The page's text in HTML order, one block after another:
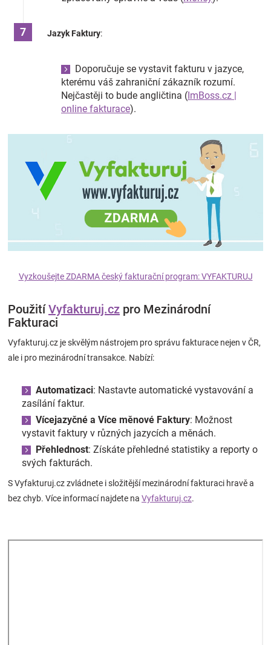
Jazyk Faktury:
Doporučuje se vystavit fakturu v jazyce,
kterému váš zahraniční zákazník rozumí.
Nejčastěji to bude angličtina​ ( ImBoss.cz |
online fakturace)​.
Vyzkoušejte ZDARMA český fakturační program: VYFAKTURUJ
PoužitíVyfakturuj.cz pro Mezinárodní
Fakturaci
Vyfakturuj.cz je skvělým nástrojem pro správu fakturace nejen v ČR,
ale i pro mezinárodní transakce. Nabízí:
Automatizaci: Nastavte automatické vystavování a
zasílání faktur.
Vícejazyčné a Více měnové Faktury: Možnost
vystavit faktury v různých jazycích a měnách.
Přehlednost: Získáte přehledné statistiky a reporty o
svých fakturách.
S Vyfakturuj.cz zvládnete i složitější mezinárodní fakturaci hravě a
bez chyb. Více informací najdete na Vyfakturuj.cz.